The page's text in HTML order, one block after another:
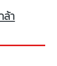
ล้า